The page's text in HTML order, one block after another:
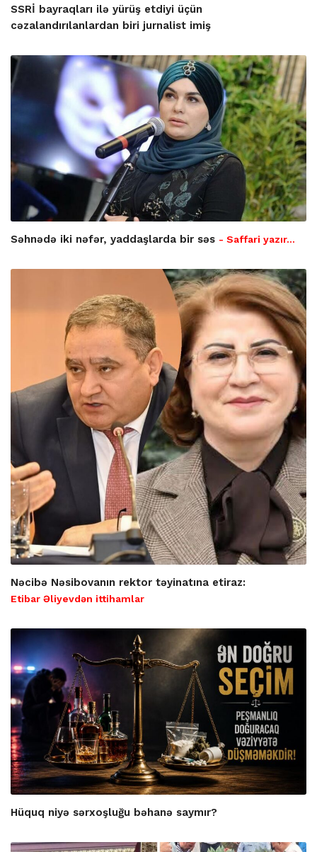
SSRİ bayraqları ilə yürüş etdiyi üçün
cəzalandırılanlardan biri jurnalist imiş
Səhnədə iki nəfər, yaddaşlarda bir səs - Saffari yazır…
Nəcibə Nəsibovanın rektor təyinatına etiraz:
Etibar Əliyevdən ittihamlar
Hüquq niyə sərxoşluğu bəhanə saymır?